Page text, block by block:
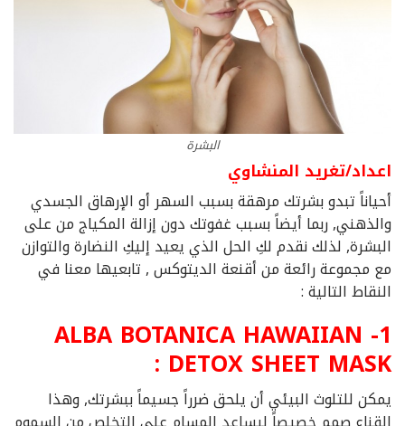
البشرة
اعداد/تغريد المنشاوي
أحياناً تبدو بشرتك مرهقة بسبب السهر أو الإرهاق الجسدي
والذهني, ربما أيضاً بسبب غفوتك دون إزالة المكياج من على
البشرة, لذلك نقدم لكِ الحل الذي يعيد إليكِ النضارة والتوازن
مع مجموعة رائعة من أقنعة الديتوكس , تابعيها معنا في
النقاط التالية :
1- ALBA BOTANICA HAWAIIAN
DETOX SHEET MASK :
يمكن للتلوث البيئي أن يلحق ضرراً جسيماً ببشرتك, وهذا